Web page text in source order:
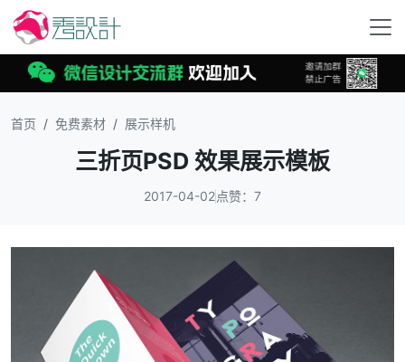
首页 免费素材 展示样机
三折页PSD 效果展示模板
2017-04-02点赞：7